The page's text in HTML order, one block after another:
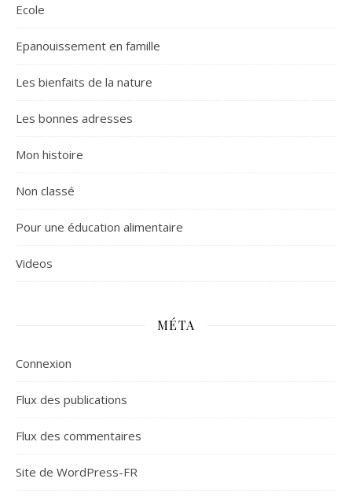
Ecole
Epanouissement en famille
Les bienfaits de la nature
Les bonnes adresses
Mon histoire
Non classé
Pour une éducation alimentaire
Videos
MÉTA
Connexion
Flux des publications
Flux des commentaires
Site de WordPress-FR